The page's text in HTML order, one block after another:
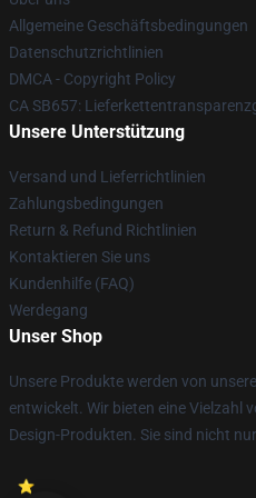
Allgemeine Geschäftsbedingungen
Datenschutzrichtlinien
DMCA - Copyright Policy
CA SB657:
Unsere Unterstützung
Versand und Lieferrichtlinien
Zahlungsbedingungen
Return & Refund Richtlinien
Kontaktieren Sie uns
Kundenhilfe (FAQ)
Werdegang
Unser Shop
Unsere Produkte werden von
entwickelt. Wir bieten eine Vielzahl
Design-Produkten. Sie sind nicht